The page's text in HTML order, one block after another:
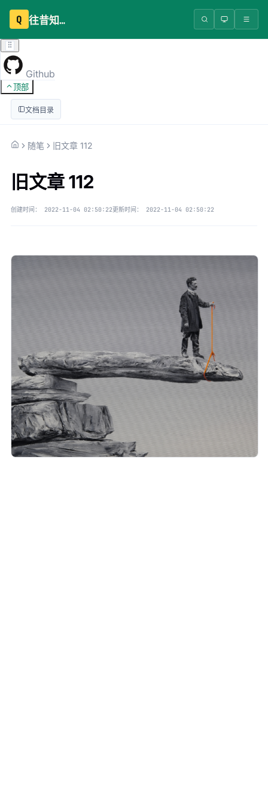
Q 往昔知识库
Github
顶部
文档目录
随笔 旧文章 112
旧文章 112
创建时间： 2022-11-04 02:50:22更新时间： 2022-11-04 02:50:22